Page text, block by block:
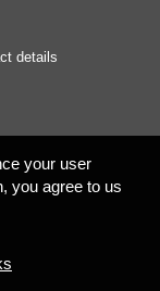
details
your user
you agree to us